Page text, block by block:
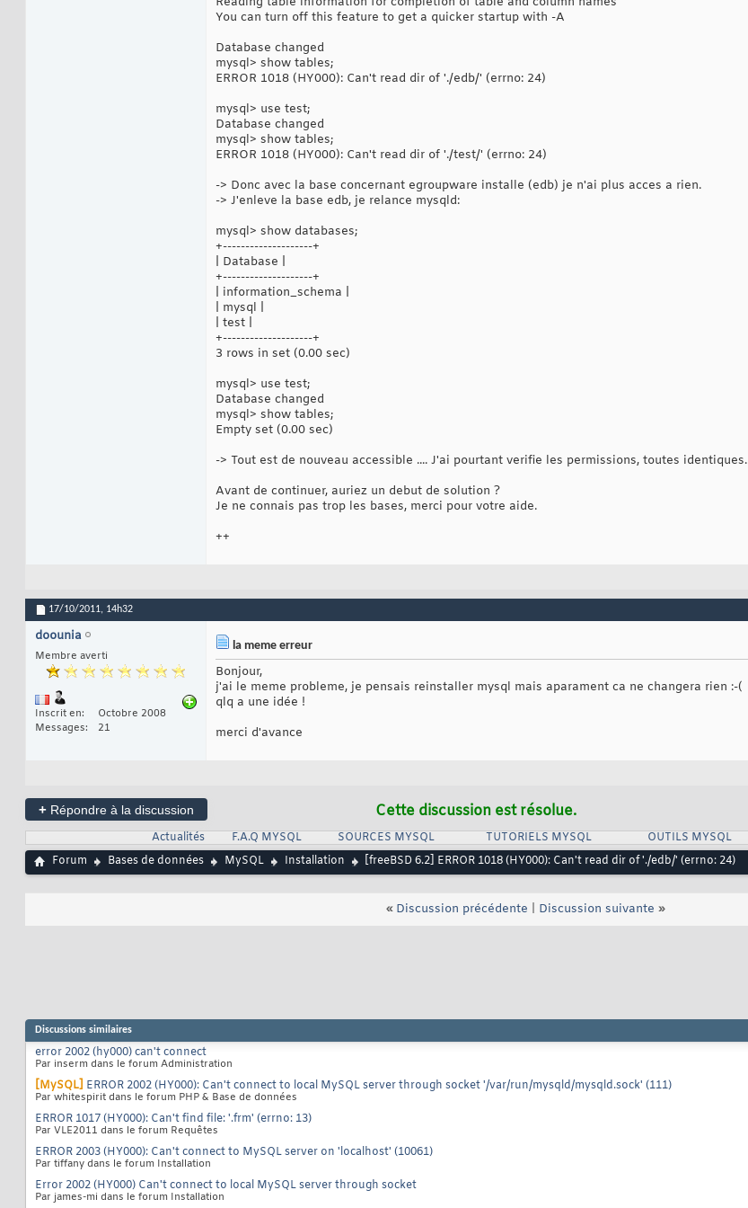
You can turn off this feature to get a quicker startup with -A
Database changed
mysql> show tables;
ERROR 1018 (HY000): Can't read dir of './edb/' (errno: 24)
mysql> use test;
Database changed
mysql> show tables;
ERROR 1018 (HY000): Can't read dir of './test/' (errno: 24)
-> Donc avec la base concernant egroupware installe (edb) je n'ai plus acces a rien.
-> J'enleve la base edb, je relance mysqld:
mysql> show databases;
+--------------------+
| Database |
+--------------------+
| information_schema |
| mysql |
| test |
+--------------------+
3 rows in set (0.00 sec)
mysql> use test;
Database changed
mysql> show tables;
Empty set (0.00 sec)
-> Tout est de nouveau accessible .... J'ai pourtant verifie les permissions, toutes identiques.
Avant de continuer, auriez un debut de solution ?
Je ne connais pas trop les bases, merci pour votre aide.
++
17/10/2011, 14h32
doounia
Membre averti
Inscrit en
Octobre 2008
Messages
21
la meme erreur
Bonjour,
j'ai le meme probleme, je pensais reinstaller mysql mais aparament ca ne changera rien :-(
qlq a une idée !
merci d'avance
+ Répondre à la discussion Cette discussion est résolue.
Actualités F.A.Q MYSQL SOURCES MYSQL TUTORIELS MYSQL OUTILS MYSQL
Forum
Bases de données MySQL Installation [freeBSD 6.2] ERROR 1018 (HY000): Can't read dir of './edb/' (errno: 24)
« Discussion précédente Discussion suivante »
Discussions similaires
error 2002 (hy000) can't connect
Par inserm dans le forum Administration
[MySQL] ERROR 2002 (HY000): Can't connect to local MySQL server through socket '/var/run/mysqld/mysqld.sock' (111)
Par whitespirit dans le forum PHP & Base de données
ERROR 1017 (HY000): Can't find file: '.frm' (errno: 13)
Par VLE2011 dans le forum Requêtes
ERROR 2003 (HY000): Can't connect to MySQL server on 'localhost' (10061)
Par tiffany dans le forum Installation
Error 2002 (HY000) Can't connect to local MySQL server through socket
Par james-mi dans le forum Installation